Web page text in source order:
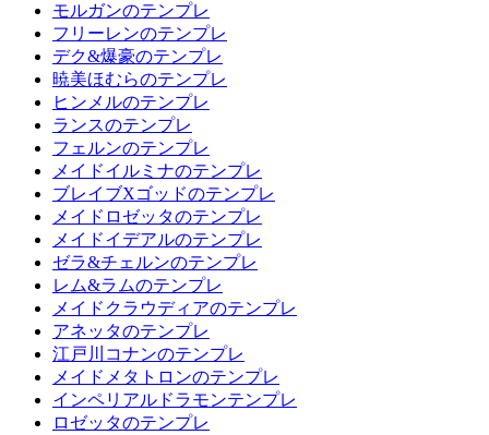
モルガンのテンプレ
フリーレンのテンプレ
デク&爆豪のテンプレ
暁美ほむらのテンプレ
ヒンメルのテンプレ
ランスのテンプレ
フェルンのテンプレ
メイドイルミナのテンプレ
ブレイブXゴッドのテンプレ
メイドロゼッタのテンプレ
メイドイデアルのテンプレ
ゼラ&チェルンのテンプレ
レム&ラムのテンプレ
メイドクラウディアのテンプレ
アネッタのテンプレ
江戸川コナンのテンプレ
メイドメタトロンのテンプレ
インペリアルドラモンテンプレ
ロゼッタのテンプレ